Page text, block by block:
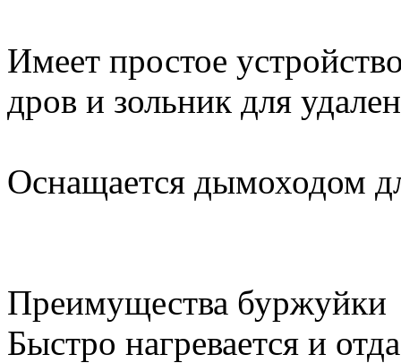
Имеет простое
дров и зольник для
Оснащается дымоходом
Преимущества буржуйки
Быстро нагревается и